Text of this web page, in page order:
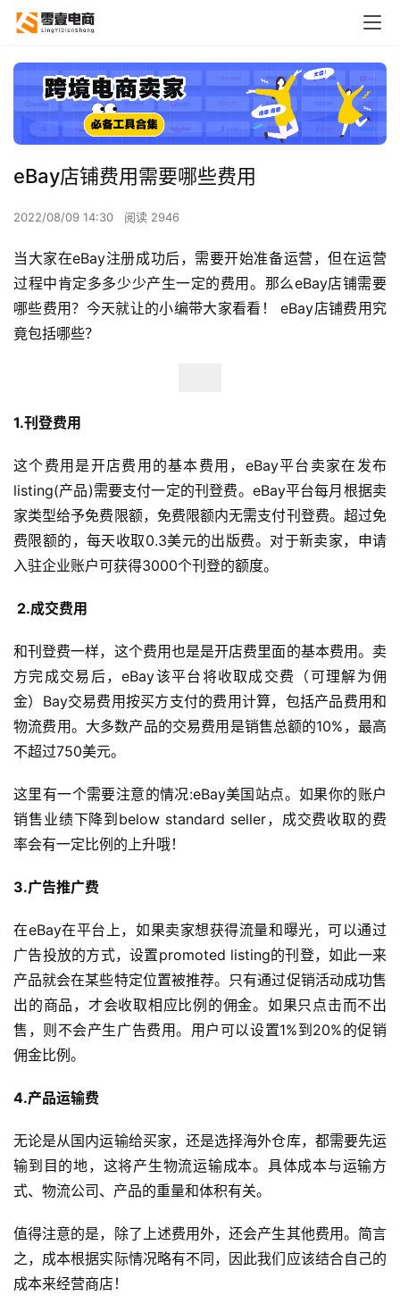
首
页
全
球
开
跨
境
百
科
社
媒
营
eBay店铺费用需要哪些费用
2022/08/09 14:30 阅读 2946
当大家在eBay注册成功后，需要开始准备运营，但在运营
过程中肯定多多少少产生一定的费用。那么eBay店铺需要
哪些费用？今天就让的小编带大家看看！ eBay店铺费用究
竟包括哪些？
1.刊登费用
这个费用是开店费用的基本费用，eBay平台卖家在发布
listing(产品)需要支付一定的刊登费。eBay平台每月根据卖
家类型给予免费限额，免费限额内无需支付刊登费。超过免
费限额的，每天收取0.3美元的出版费。对于新卖家，申请
入驻企业账户可获得3000个刊登的额度。
2.成交费用
和刊登费一样，这个费用也是是开店费里面的基本费用。卖
方完成交易后，eBay该平台将收取成交费（可理解为佣
金）Bay交易费用按买方支付的费用计算，包括产品费用和
物流费用。大多数产品的交易费用是销售总额的10%，最高
不超过750美元。
这里有一个需要注意的情况:eBay美国站点。如果你的账户
销售业绩下降到below standard seller，成交费收取的费
率会有一定比例的上升哦！
3.广告推广费
在eBay在平台上，如果卖家想获得流量和曝光，可以通过
广告投放的方式，设置promoted listing的刊登，如此一来
产品就会在某些特定位置被推荐。只有通过促销活动成功售
出的商品，才会收取相应比例的佣金。如果只点击而不出
售，则不会产生广告费用。用户可以设置1%到20%的促销
佣金比例。
4.产品运输费
无论是从国内运输给买家，还是选择海外仓库，都需要先运
输到目的地，这将产生物流运输成本。具体成本与运输方
式、物流公司、产品的重量和体积有关。
值得注意的是，除了上述费用外，还会产生其他费用。简言
之，成本根据实际情况略有不同，因此我们应该结合自己的
成本来经营商店！